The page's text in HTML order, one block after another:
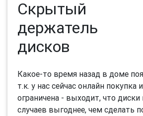
Скрытый
держатель
дисков
Какое-то время назад в доме
т.к. у нас сейчас онлайн покупка
ограничена - выходит, что диски
случаев выгоднее, чем сделать